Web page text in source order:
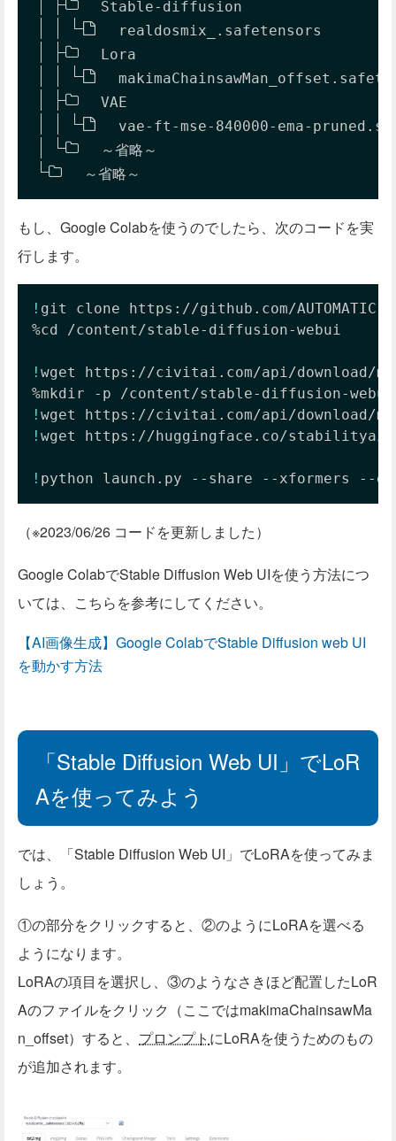
Stable-diffusion
realdosmix_.safetensors
Lora
VAE
vae-ft-mse-840000-ema-
～省略～
～省略～
もし、Google Colabを使うのでしたら、次のコードを実
行します。
! git clone https://github.com/
%cd /content/stable-diffusion-webui
! wget https://civitai.com/api/download/
!
! wget https://huggingface.co/stabilityai/
! python launch.py --share --xformers --
（※2023/06/26 コードを更新しました）
Google ColabでStable Diffusion Web UIを使う方法につ
いては、こちらを参考にしてください。
【AI画像生成】Google ColabでStable Diffusion web UI
を動かす方法
「Stable Diffusion Web UI」でLoR
Aを使ってみよう
では、「Stable Diffusion Web UI」でLoRAを使ってみま
しょう。
①の部分をクリックすると、②のようにLoRAを選べる
ようになります。
LoRAの項目を選択し、③のようなさきほど配置したLoR
Aのファイルをクリック（ここではmakimaChainsawMa
n_offset）すると、 プロンプト にLoRAを使うためのもの
が追加されます。